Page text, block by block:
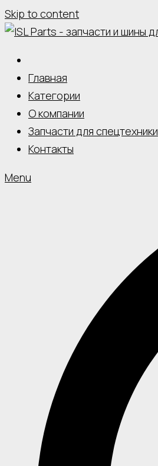
Skip to content
Главная
Категории
О компании
Запчасти для спецтехники
Контакты
Menu